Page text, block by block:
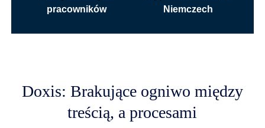
pracowników
Niemczech
Doxis: Brakujące ogniwo między
treścią, a procesami